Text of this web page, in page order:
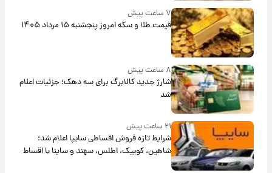
۷ ساعت پیش
قیمت طلا و سکه امروز پنجشنبه ۱۵ مرداد ۱۴۰۵
۸ ساعت پیش
شارژ جدید کالابرگ برای سه دهک؛ جزئیات اعلام
شد
۲۱ ساعت پیش
شرایط تازه فروش اقساطی سایپا اعلام شد؛
شاهین، کوییک، اطلس، سهند و ساینا با اقساط
بلندمدت + جدول